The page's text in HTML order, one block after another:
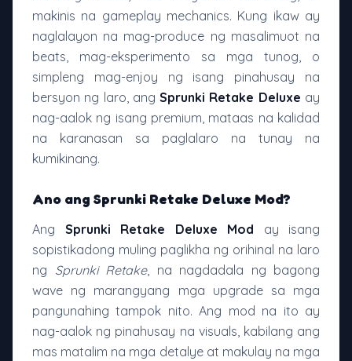
makinis na gameplay mechanics. Kung ikaw ay
naglalayon na mag-produce ng masalimuot na
beats, mag-eksperimento sa mga tunog, o
simpleng mag-enjoy ng isang pinahusay na
bersyon ng laro, angSprunki Retake Deluxe ay
nag-aalok ng isang premium, mataas na kalidad
na karanasan sa paglalaro na tunay na
kumikinang.
Ano ang Sprunki Retake Deluxe Mod?
Ang Sprunki Retake Deluxe Mod ay isang
sopistikadong muling paglikha ng orihinal na laro
ng Sprunki Retake, na nagdadala ng bagong
wave ng marangyang mga upgrade sa mga
pangunahing tampok nito. Ang mod na ito ay
nag-aalok ng pinahusay na visuals, kabilang ang
mas matalim na mga detalye at makulay na mga